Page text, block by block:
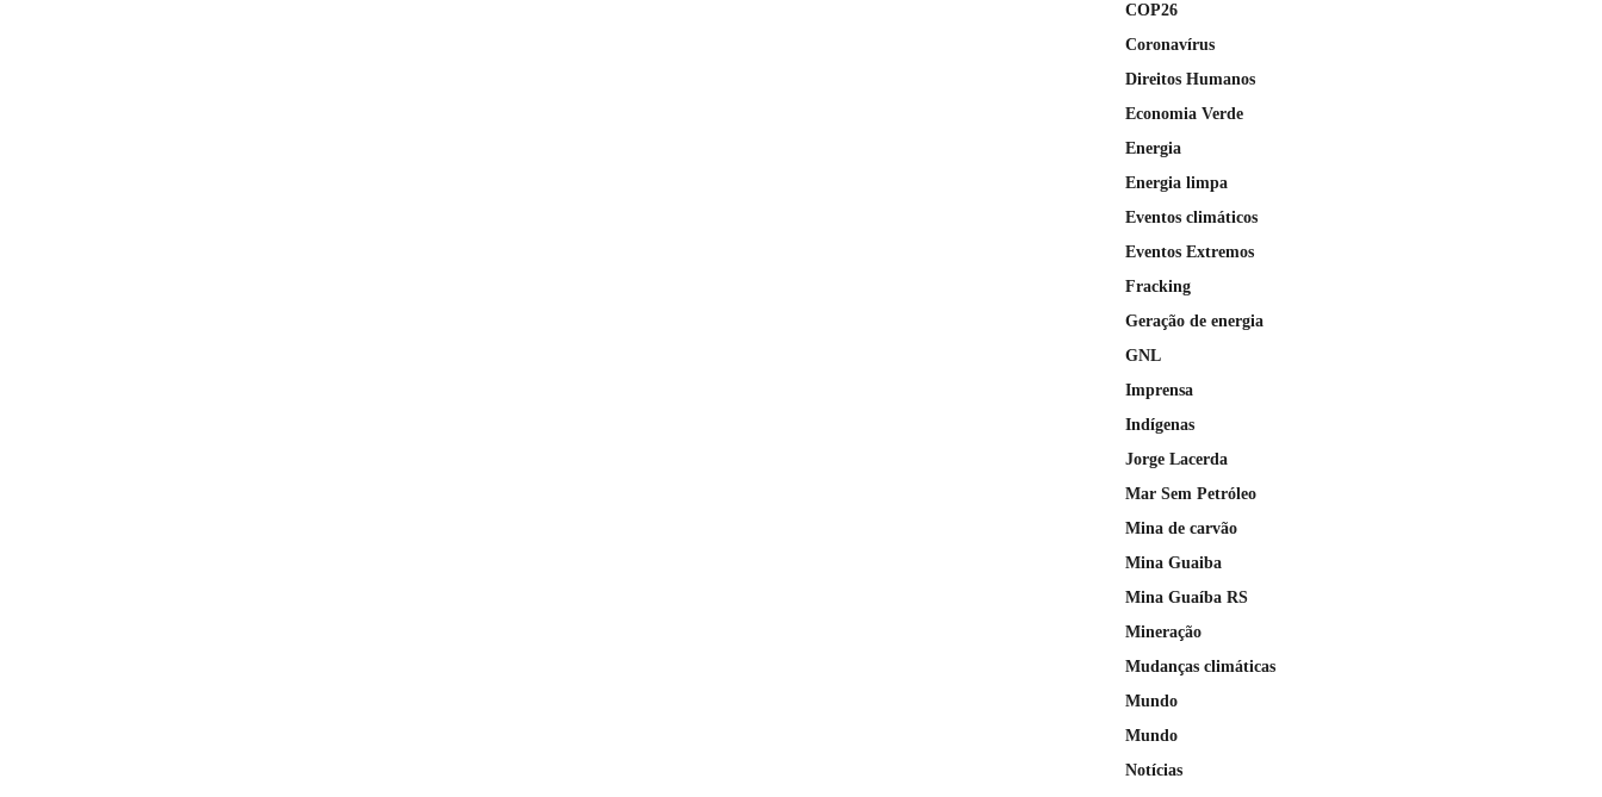
COP26
Coronavírus
Direitos Humanos
Economia Verde
Energia
Energia limpa
Eventos climáticos
Eventos Extremos
Fracking
Geração de energia
GNL
Imprensa
Indígenas
Jorge Lacerda
Mar Sem Petróleo
Mina de carvão
Mina Guaiba
Mina Guaíba RS
Mineração
Mudanças climáticas
Mundo
Mundo
Notícias